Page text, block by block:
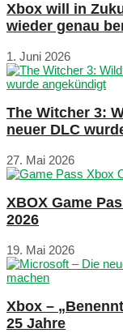
Xbox will in
wieder genau
1. Juni 2026
The Witcher 3:
neuer DLC
27. Mai 2026
XBOX Game
2026
19. Mai 2026
Xbox –
25 Jahre